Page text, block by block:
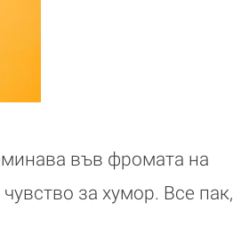
във фромата на
за хумор. Все пак,